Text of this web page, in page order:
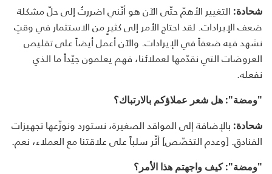
شحادة: التغيير الأهمّ حتّى الآن هو أنّني اضررتُ إلى حلّ مشكلة
ضعف الإيرادات. لقد احتاج الأمر إلى كثيرٍ من الاستثمار في وقتٍ
نشهد فيه ضعفاً في الإيرادات. والآن أعمل أيضاً على تقليص
العروضات التي نقدّمها لعملائنا، فهم يعلمون جيّداً ما الذي
نفعله.
"ومضة": هل شعر عملاؤكم بالارتباك؟
شحادة: بالإضافة إلى المواقد الصغيرة، نستورد ونوزّعها تجهيزات
الفنادق. [وعدم التخصّص] أثّر سلباً على علاقتنا مع العملاء، نعم.
"ومضة": كيف واجهتم هذا الأمر؟